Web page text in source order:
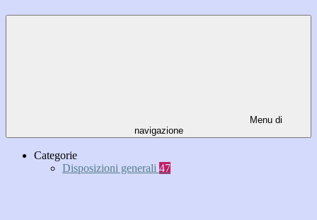
Menu di
navigazione
Categorie
Disposizioni generali 47